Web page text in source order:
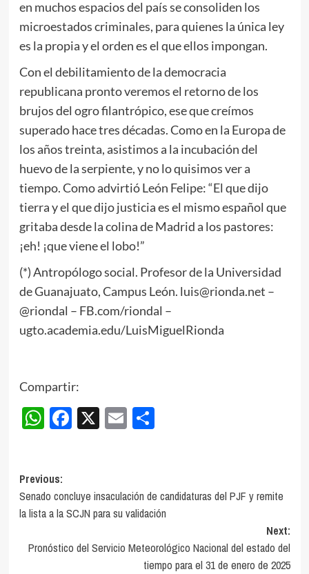
en muchos espacios del país se consoliden los
microestados criminales, para quienes la única ley
es la propia y el orden es el que ellos impongan.
Con el debilitamiento de la democracia
republicana pronto veremos el retorno de los
brujos del ogro filantrópico, ese que creímos
superado hace tres décadas. Como en la Europa de
los años treinta, asistimos a la incubación del
huevo de la serpiente, y no lo quisimos ver a
tiempo. Como advirtió León Felipe: “El que dijo
tierra y el que dijo justicia es el mismo español que
gritaba desde la colina de Madrid a los pastores:
¡eh! ¡que viene el lobo!”
(*) Antropólogo social. Profesor de la Universidad
de Guanajuato, Campus León. luis@rionda.net –
@riondal – FB.com/riondal –
ugto.academia.edu/LuisMiguelRionda
Compartir:
WhatsApp
Facebook
X EmailCompartir
Post
navigation
Previous:
Senado concluye insaculación de candidaturas del PJF y remite
la lista a la SCJN para su validación
Next:
Pronóstico del Servicio Meteorológico Nacional del estado del
tiempo para el 31 de enero de 2025